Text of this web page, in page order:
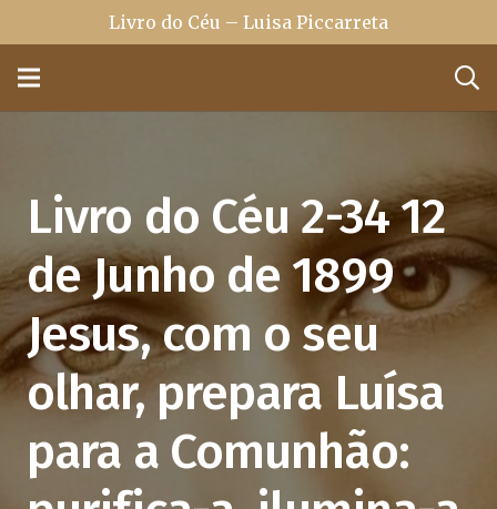
Livro do Céu – Luisa Piccarreta
Livro do Céu 2-34 12
de Junho de 1899
Jesus, com o seu
olhar, prepara Luísa
para a Comunhão: